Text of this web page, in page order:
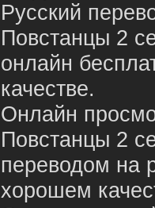
Русский
Повстанцы 2
онлайн
качестве.
Онлайн
Повстанцы 2
переводом на
хорошем